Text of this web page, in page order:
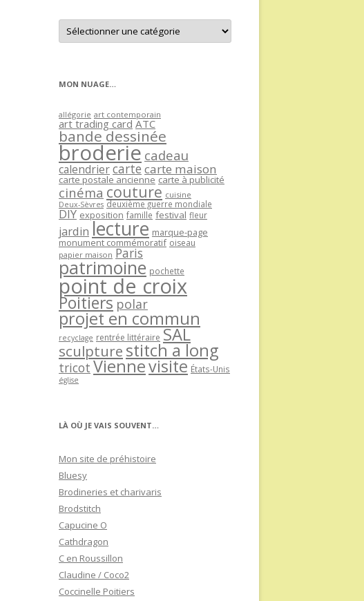
Retrouver
les
articles
MON NUAGE…
allégorie art contemporain
art trading card ATC
bande dessinée
broderie cadeau
calendriercartecarte maison
carte postale ancienne carte à publicité
cinéma couture cuisine
Deux-Sèvres deuxième guerre mondiale
DIY exposition famille festival fleur
jardin lecture marque-page
monument commémoratif oiseau
papier maison Paris
patrimoine pochette
point de croix
Poitiers polar
projet en commun
recyclage rentrée littéraire SAL
sculpture stitch a long
tricot Viennevisite États-Unis
église
LÀ OÙ JE VAIS SOUVENT…
Mon site de préhistoire
Bluesy
Brodineries et charivaris
Brodstitch
Capucine O
Cathdragon
C en Roussillon
Claudine / Coco2
Coccinelle Poitiers